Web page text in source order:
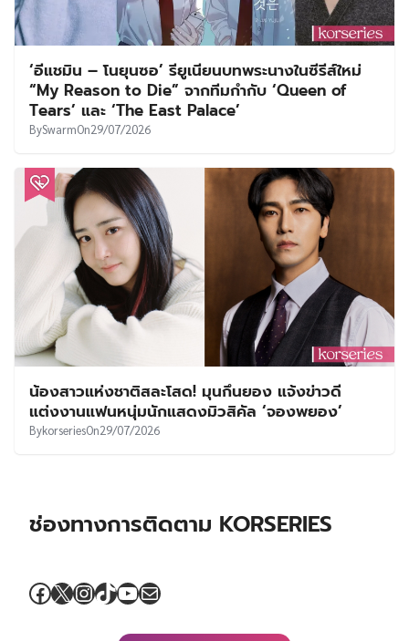
‘อีแชมิน – โนยุนซอ’ รียูเนียนบทพระนางในซีรีส์ใหม่
“My Reason to Die” จากทีมกำกับ ‘Queen of
Tears’ และ ‘The East Palace’
BySwarmOn29/07/2026
น้องสาวแห่งชาติสละโสด! มุนกึนยอง แจ้งข่าวดี
แต่งงานแฟนหนุ่มนักแสดงมิวสิคัล ‘จองพยอง’
BykorseriesOn29/07/2026
ช่องทางการติดตาม KORSERIES
Facebook
X Instagram
TikTok
YouTube
Mail